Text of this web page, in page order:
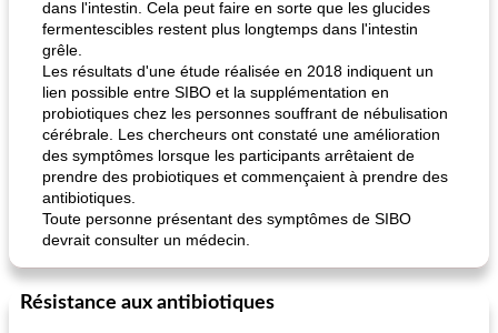
dans l'intestin. Cela peut faire en sorte que les glucides
fermentescibles restent plus longtemps dans l'intestin
grêle.
Les résultats d'une étude réalisée en 2018 indiquent un
lien possible entre SIBO et la supplémentation en
probiotiques chez les personnes souffrant de nébulisation
cérébrale. Les chercheurs ont constaté une amélioration
des symptômes lorsque les participants arrêtaient de
prendre des probiotiques et commençaient à prendre des
antibiotiques.
Toute personne présentant des symptômes de SIBO
devrait consulter un médecin.
Résistance aux antibiotiques